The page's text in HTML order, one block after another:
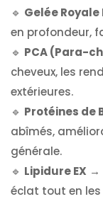
🔹 Gelée Royale
en profondeur,
🔹 PCA (Para-
cheveux, les
extérieures.
🔹 Protéines de
abîmés,
générale.
🔹 Lipidure EX →
éclat tout en